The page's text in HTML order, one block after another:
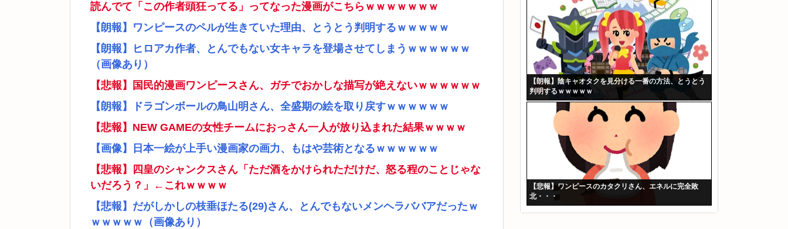
読んでて「この作者頭狂ってる」ってなった漫画がこちらｗｗｗｗｗｗｗ
【朗報】ワンピースのペルが生きていた理由、とうとう判明するｗｗｗｗｗ
【朗報】ヒロアカ作者、とんでもない女キャラを登場させてしまうｗｗｗｗｗｗ
（画像あり）
【悲報】国民的漫画ワンピースさん、ガチでおかしな描写が絶えないｗｗｗｗｗｗ
【朗報】ドラゴンボールの鳥山明さん、全盛期の絵を取り戻すｗｗｗｗｗｗ
【悲報】NEW GAMEの女性チームにおっさん一人が放り込まれた結果ｗｗｗｗ
【画像】日本一絵が上手い漫画家の画力、もはや芸術となるｗｗｗｗｗｗ
【悲報】四皇のシャンクスさん「ただ酒をかけられただけだ、怒る程のことじゃな
いだろう？」←これｗｗｗｗ
【悲報】だがしかしの枝垂ほたる(29)さん、とんでもないメンヘラババアだったｗ
ｗｗｗｗｗ（画像あり）
【朗報】陰キャオタクを見分ける一番の方法、とうとう
判明するｗｗｗｗｗ
【悲報】ワンピースのカタクリさん、エネルに完全敗
北・・・